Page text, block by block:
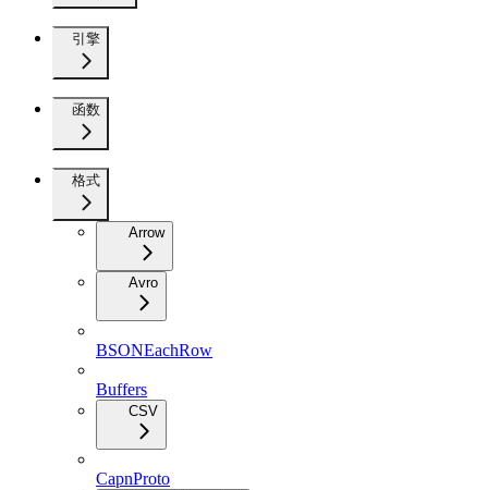
引擎
函数
格式
Arrow
Avro
BSONEachRow
Buffers
CSV
CapnProto